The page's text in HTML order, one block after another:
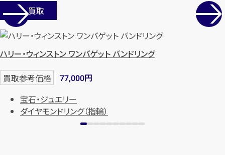
今すぐ査定金額をお伝えいた
します
まずはお電話
【総合受付】24時間・年中無休(年末年
始除く)
店舗買取
ハリー・ウィンストン ワンバゲット バンドリング
買取参考価格 77,000円
宝石・ジュエリー
ダイヤモンドリング（指輪）